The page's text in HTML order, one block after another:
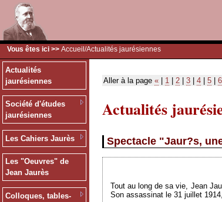
Vous êtes ici >> Accueil /Actualités jaurésiennes
Actualités
jaurésiennes
Société d'études
jaurésiennes
Les Cahiers Jaurès
Les "Oeuvres" de
Jean Jaurès
Colloques, tables-
Aller à la page « 1 2 3 4 5 6
Actualités
Spectacle "Jaur?s,
Tout au long de sa vie, Jean
Son assassinat le 31 juillet